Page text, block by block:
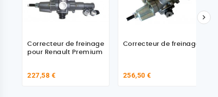
Correcteur de freinage
pour Renault Premium
227,58 €
Correcteur de freinage
256,50 €
